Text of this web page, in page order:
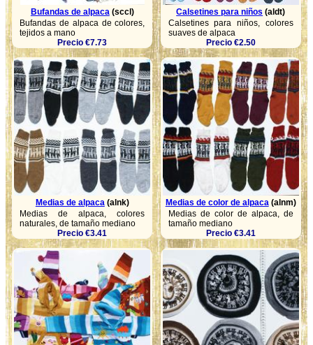
Bufandas de alpaca(sccl)
Bufandas de alpaca de colores,
tejidos a mano
Precio €7.73
Calsetines para niños (aldt)
Calsetines para niños, colores
suaves de alpaca
Precio €2.50
Medias de alpaca (alnk)
Medias de alpaca, colores
naturales, de tamaño mediano
Precio €3.41
Medias de color de alpaca (alnm)
Medias de color de alpaca, de
tamaño mediano
Precio €3.41